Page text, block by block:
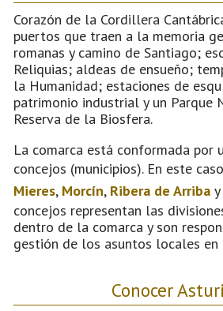
Corazón de la Cordillera
puertos que traen a la memoria
romanas y camino de Santiago;
Reliquias; aldeas de ensueño;
la Humanidad; estaciones de
patrimonio industrial y un Parque
Reserva de la Biosfera.
La comarca está conformada por
concejos (municipios). En este
Mieres, Morcín, Ribera de Arriba y
concejos representan las
dentro de la comarca y son
gestión de los asuntos locales en
Conocer